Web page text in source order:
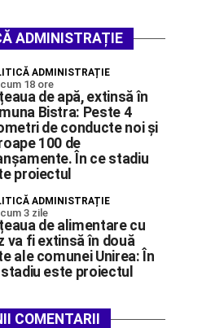
ADMINISTRAȚIE
ADMINISTRAȚIE
18 ore
de apă, extinsă în
Bistra: Peste 4
de conducte noi și
100 de
În ce stadiu
proiectul
ADMINISTRAȚIE
3 zile
de alimentare cu
va fi extinsă în două
ale comunei Unirea: În
este proiectul
COMENTARII